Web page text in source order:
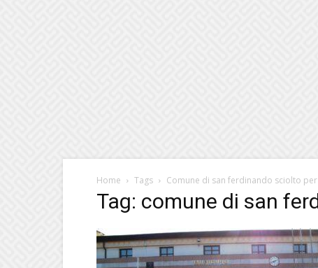
Home Tags Comune di san ferdinando sciolto
Tag: comune di san